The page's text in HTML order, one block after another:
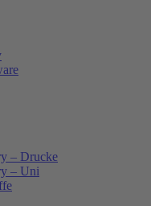
– Drucke
– Uni